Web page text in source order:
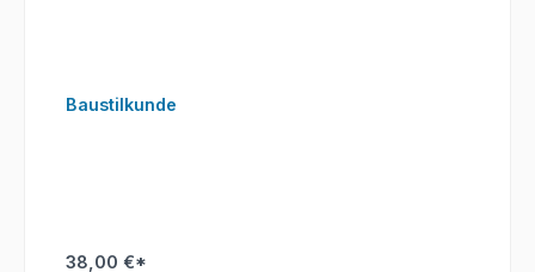
Baustilkunde
38,00 €*